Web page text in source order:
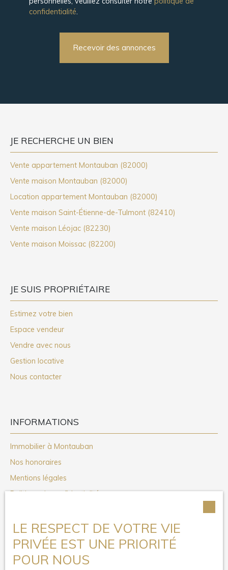
confidentialité.
Recevoir des annonces
JE RECHERCHE UN BIEN
Vente appartement Montauban (82000)
Vente maison Montauban (82000)
Location appartement Montauban (82000)
Vente maison Saint-Étienne-de-Tulmont (82410)
Vente maison Léojac (82230)
Vente maison Moissac (82200)
JE SUIS PROPRIÉTAIRE
Estimez votre bien
Espace vendeur
Vendre avec nous
Gestion locative
Nous contacter
INFORMATIONS
Immobilier à Montauban
Nos honoraires
Mentions légales
Politique de confidentialité
Gérer les cookies
Propulsé par
LE RESPECT DE VOTRE VIE
PRIVÉE EST UNE PRIORITÉ
POUR NOUS